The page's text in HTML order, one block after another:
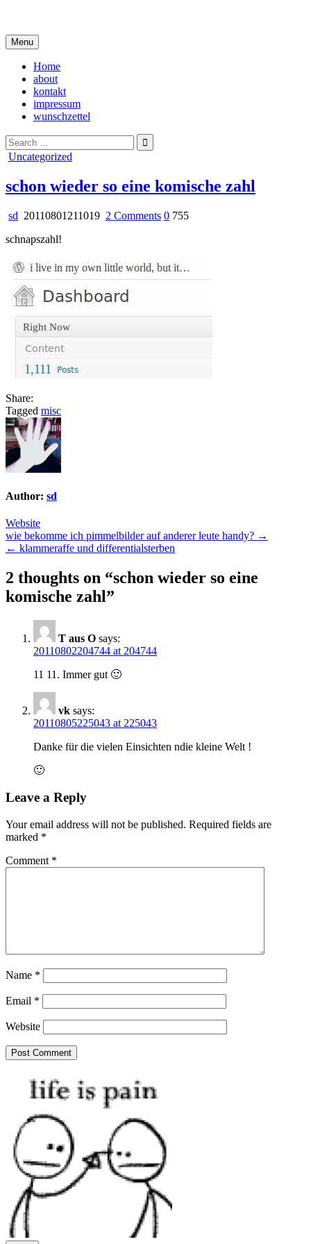
content
Menu
Home
about
kontakt
impressum
wunschzettel
Search
for:
Posted
Uncategorized
schon wieder so eine komische zahl
sd 20110801211019 2 Commentson
eine
komische
0 755
schnapszahl!
Share:
Tagged misc
Author: sd
Website
Post
navigation
wie bekomme ich pimmelbilder auf anderer leute handy? →
← klammeraffe und differentialsterben
2 thoughts on “schon wieder so eine
komische zahl”
T aus O says:
20110802204744 at 204744
11 11. Immer gut 🙂
vk says:
20110805225043 at 225043
Danke für die vielen Einsichten ndie kleine Welt !
🙂
Leave a Reply
Your email address will not be published. Required fields are
marked *
Comment *
Name *
Email *
Website